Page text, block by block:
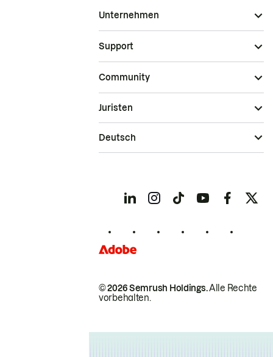
Unternehmen
Support
Community
© 2026 Semrush Holdings.Alle Rechte
vorbehalten.
Juristen
Deutsch